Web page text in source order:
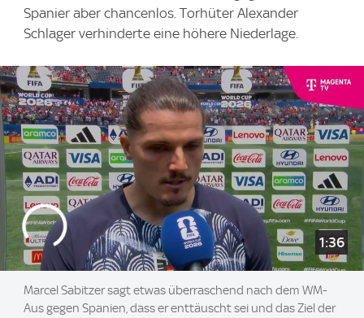
Spanier aber chancenlos. Torhüter Alexander
Schlager verhinderte eine höhere Niederlage.
1:36
Marcel Sabitzer sagt etwas überraschend nach dem WM-
Aus gegen Spanien, dass er enttäuscht sei und das Ziel der